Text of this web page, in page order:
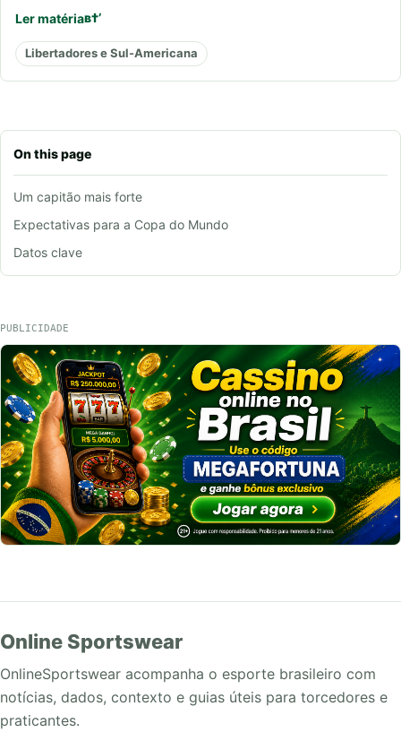
On this page
Um capitão mais forte
Expectativas para a Copa do Mundo
Datos clave
Ler matéria
Libertadores e Sul-Americana
PUBLICIDADE
Online Sportswear
OnlineSportswear acompanha o esporte brasileiro com
notícias, dados, contexto e guias úteis para torcedores e
praticantes.